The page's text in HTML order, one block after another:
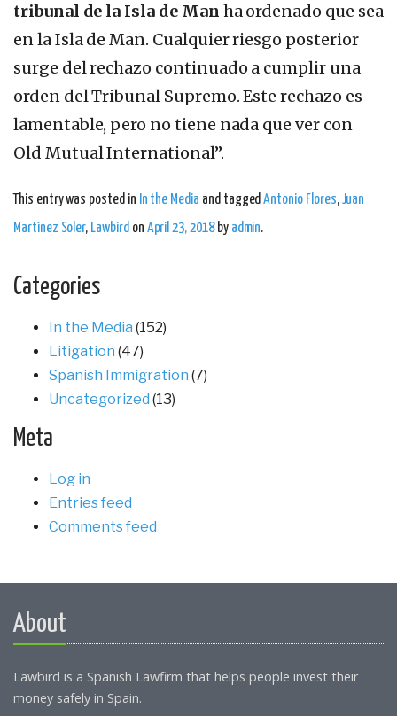
tribunal de la Isla de Man ha ordenado que sea
en la Isla de Man. Cualquier riesgo posterior
surge del rechazo continuado a cumplir una
orden del Tribunal Supremo. Este rechazo es
lamentable, pero no tiene nada que ver con
Old Mutual International”.
This entry was posted in In the Media and taggedAntonio Flores,Juan
Martínez Soler, Lawbird on April 23, 2018by admin.
Categories
In the Media (152)
Litigation (47)
Spanish Immigration (7)
Uncategorized (13)
Meta
Log in
Entries feed
Comments feed
About
Lawbird is a Spanish Lawfirm that helps people invest their
money safely in Spain.